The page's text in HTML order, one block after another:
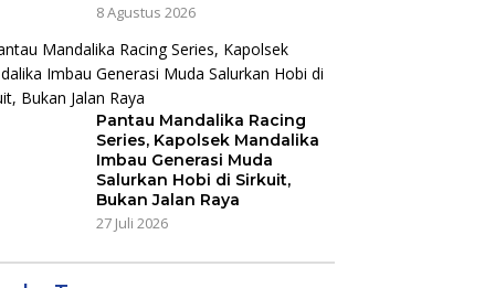
8 Agustus 2026
Pantau Mandalika Racing
Series, Kapolsek Mandalika
Imbau Generasi Muda
Salurkan Hobi di Sirkuit,
Bukan Jalan Raya
27 Juli 2026